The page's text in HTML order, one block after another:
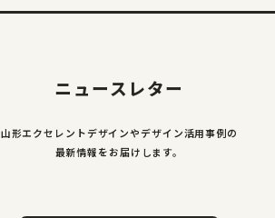
ニュースレター
山形エクセレントデザインやデザイン活用事例の
最新情報をお届けします。